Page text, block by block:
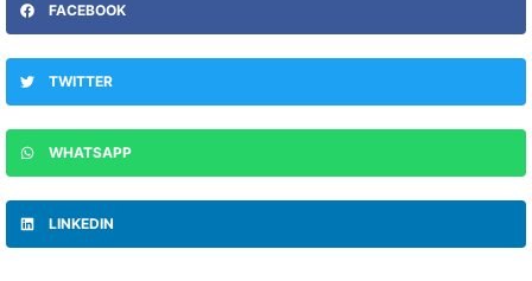
FACEBOOK
TWITTER
WHATSAPP
LINKEDIN